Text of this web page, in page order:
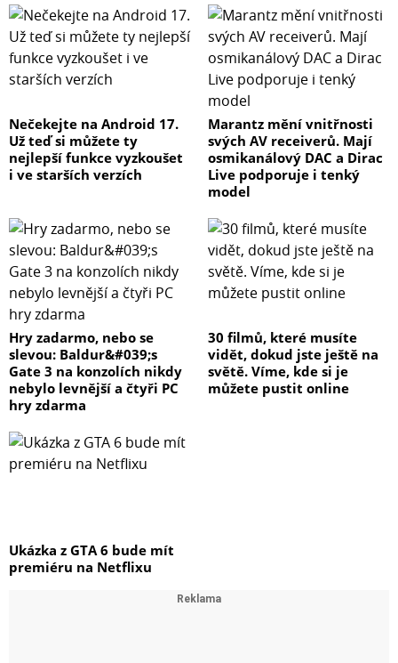
Nečekejte na Android 17.
Už teď si můžete ty
nejlepší funkce vyzkoušet
i ve starších verzích
Marantz mění vnitřnosti
svých AV receiverů. Mají
osmikanálový DAC a Dirac
Live podporuje i tenký
model
Hry zadarmo, nebo se
slevou: Baldur&#039;s
Gate 3 na konzolích nikdy
nebylo levnější a čtyři PC
hry zdarma
30 filmů, které musíte
vidět, dokud jste ještě na
světě. Víme, kde si je
můžete pustit online
Ukázka z GTA 6 bude mít
premiéru na Netflixu